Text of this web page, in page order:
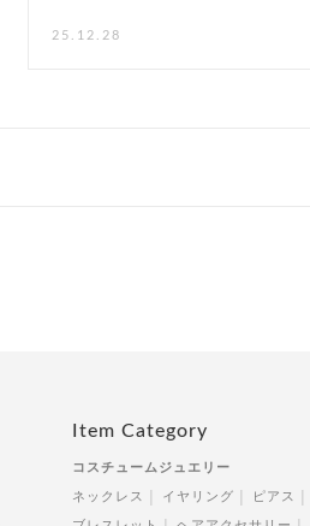
25.12.28
Item Category
コスチュームジュエリー
ネックレス イヤリング ピアス